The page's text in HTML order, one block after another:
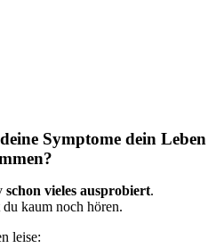
Symptome dein Leben
schon vieles ausprobiert.
kaum noch hören.
leise: